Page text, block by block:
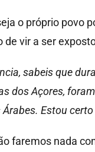
o próprio povo
de vir a ser
sabeis que
dos Açores,
Estou
faremos nada